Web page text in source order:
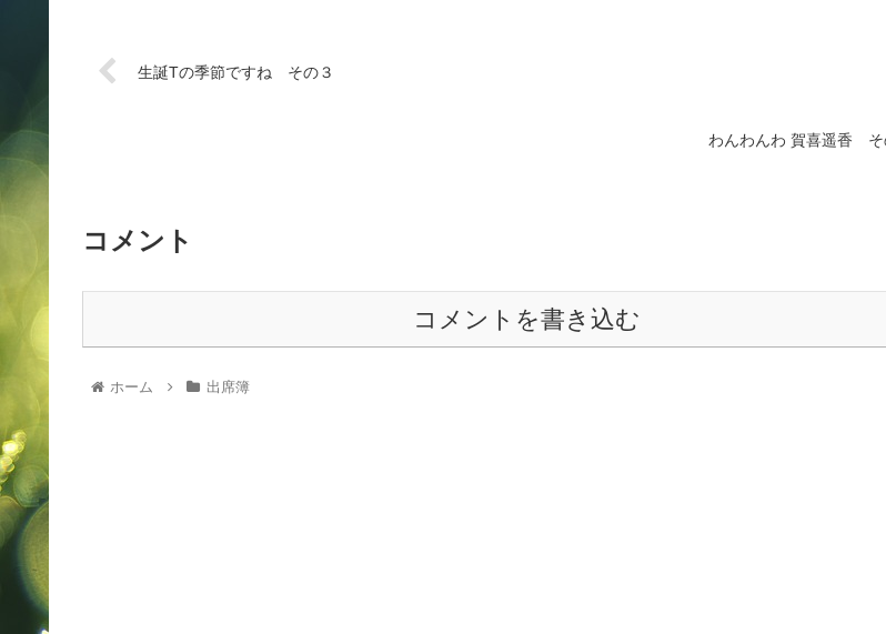
生誕Tの季節ですね その３
わんわんわ 賀喜遥香 そ
コメント
コメントを書き込む
ホーム 出席簿